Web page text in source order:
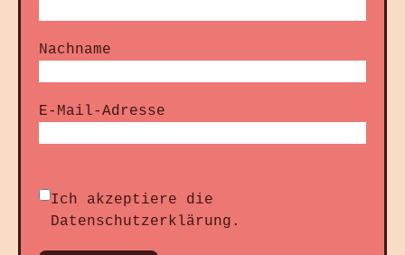
Nachname
E-Mail-Adresse
Ich akzeptiere die
Datenschutzerklärung .